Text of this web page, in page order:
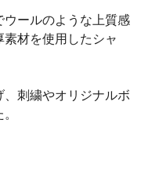
ールのような上質感
材を使用したシャ
、刺繍やオリジナルボ